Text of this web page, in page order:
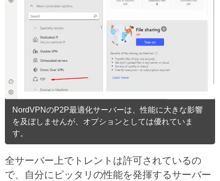
NordVPNのP2P最適化サーバーは、性能に大きな影響
を及ぼしませんが、オプションとしては優れていま
す。
全サーバー上でトレントは許可されているの
で、自分にピッタリの性能を発揮するサーバー